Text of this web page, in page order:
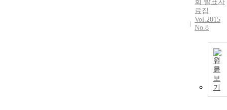
회 발표자
료집
Vol.2015
No.8
원
문
보
기